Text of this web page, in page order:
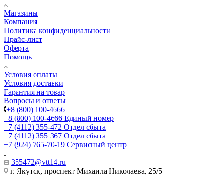
Магазины
Компания
Политика конфиденциальности
Прайс-лист
Оферта
Помощь
Условия оплаты
Условия доставки
Гарантия на товар
Вопросы и ответы
+8 (800) 100-4666
+8 (800) 100-4666 Единый номер
+7 (4112) 355-472 Отдел сбыта
+7 (4112) 355-367 Отдел сбыта
+7 (924) 765-70-19 Сервисный центр
355472@vtt14.ru
г. Якутск, проспект Михаила Николаева, 25/5